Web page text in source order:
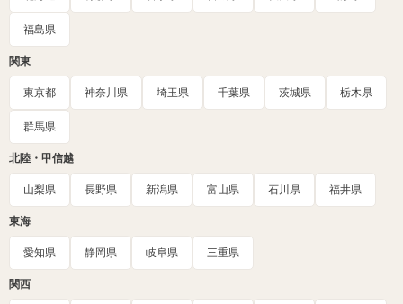
福島県
関東
東京都 神奈川県 埼玉県 千葉県 茨城県 栃木県
群馬県
北陸・甲信越
山梨県 長野県 新潟県 富山県 石川県 福井県
東海
愛知県 静岡県 岐阜県 三重県
関西